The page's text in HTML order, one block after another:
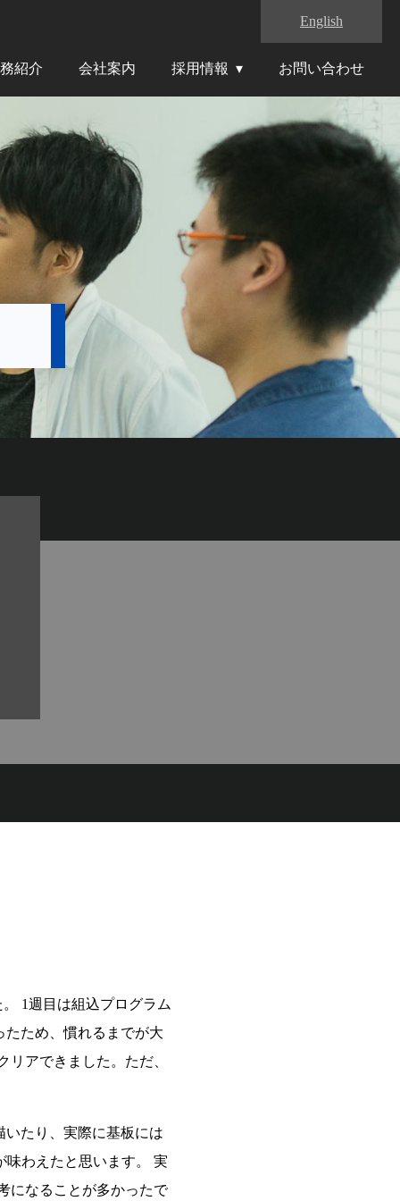
English
紹介 会社案内 採用情報 お問い合わせ
1週目は組込プログラム
ため、慣れるまでが大
アできました。ただ、
たり、実際に基板には
わえたと思います。 実
になることが多かったで